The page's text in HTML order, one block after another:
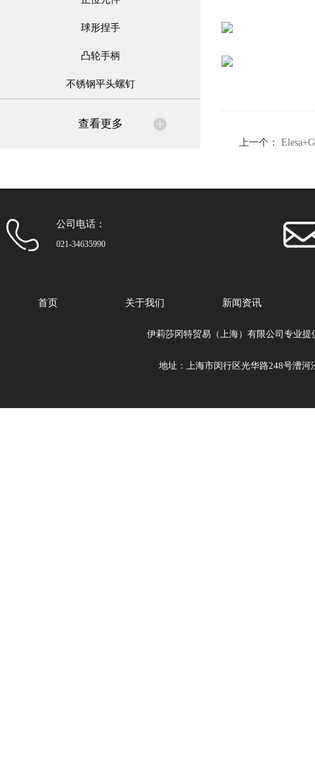
球形捏手
凸轮手柄
不锈钢平头螺钉
查看更多
上一个：
公司电话：
021-34635990
首页 关于我们 新闻资讯
伊莉莎冈特贸易（上海）有限公司专业提
地址：上海市闵行区光华路248号漕